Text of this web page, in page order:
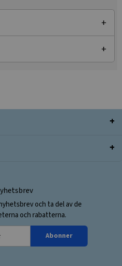
och ta del av de
och rabatterna.
Abonner